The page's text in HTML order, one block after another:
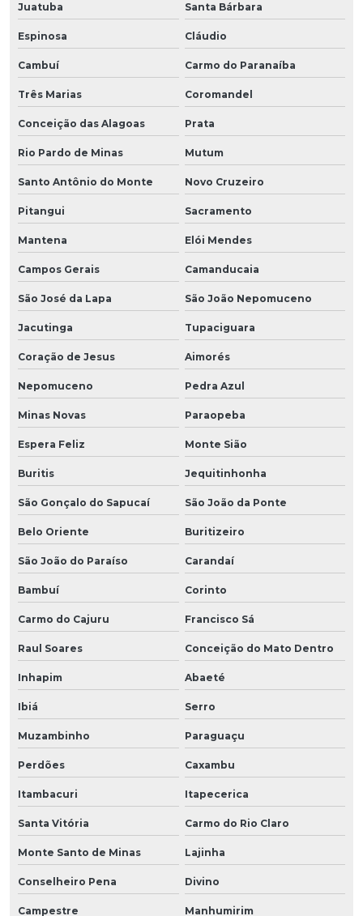
Juatuba Santa Bárbara
Espinosa Cláudio
Cambuí Carmo do Paranaíba
Três Marias Coromandel
Conceição das Alagoas Prata
Rio Pardo de Minas Mutum
Santo Antônio do Monte Novo Cruzeiro
Pitangui Sacramento
Mantena Elói Mendes
Campos Gerais Camanducaia
São José da Lapa São João Nepomuceno
Jacutinga Tupaciguara
Coração de Jesus Aimorés
Nepomuceno Pedra Azul
Minas Novas Paraopeba
Espera Feliz Monte Sião
Buritis Jequitinhonha
São Gonçalo do Sapucaí São João da Ponte
Belo Oriente Buritizeiro
São João do Paraíso Carandaí
Bambuí Corinto
Carmo do Cajuru Francisco Sá
Raul Soares Conceição do Mato Dentro
Inhapim Abaeté
Ibiá Serro
Muzambinho Paraguaçu
Perdões Caxambu
Itambacuri Itapecerica
Santa Vitória Carmo do Rio Claro
Monte Santo de Minas Lajinha
Conselheiro Pena Divino
Campestre Manhumirim